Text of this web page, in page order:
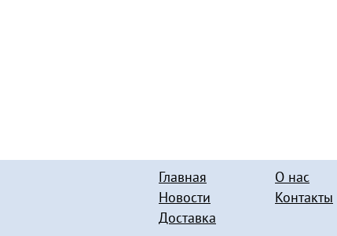
Главная
Новости
Доставка
О нас
Контакты